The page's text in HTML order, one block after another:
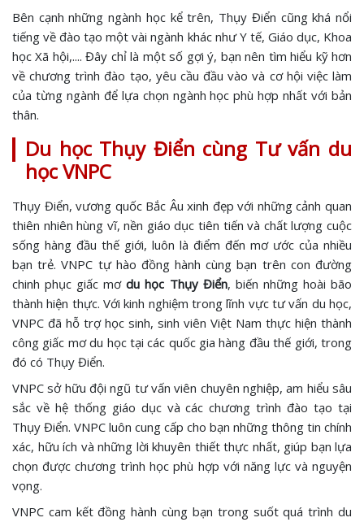
Bên cạnh những ngành học kể trên, Thụy Điển cũng khá nổi
tiếng về đào tạo một vài ngành khác như Y tế, Giáo dục, Khoa
học Xã hội,.... Đây chỉ là một số gợi ý, bạn nên tìm hiểu kỹ hơn
về chương trình đào tạo, yêu cầu đầu vào và cơ hội việc làm
của từng ngành để lựa chọn ngành học phù hợp nhất với bản
thân.
Du học Thụy Điển cùng Tư vấn du
học VNPC
Thụy Điển, vương quốc Bắc Âu xinh đẹp với những cảnh quan
thiên nhiên hùng vĩ, nền giáo dục tiên tiến và chất lượng cuộc
sống hàng đầu thế giới, luôn là điểm đến mơ ước của nhiều
bạn trẻ. VNPC tự hào đồng hành cùng bạn trên con đường
chinh phục giấc mơdu học Thụy Điển, biến những hoài bão
thành hiện thực. Với kinh nghiệm trong lĩnh vực tư vấn du học,
VNPC đã hỗ trợ học sinh, sinh viên Việt Nam thực hiện thành
công giấc mơ du học tại các quốc gia hàng đầu thế giới, trong
đó có Thụy Điển.
VNPC sở hữu đội ngũ tư vấn viên chuyên nghiệp, am hiểu sâu
sắc về hệ thống giáo dục và các chương trình đào tạo tại
Thụy Điển. VNPC luôn cung cấp cho bạn những thông tin chính
xác, hữu ích và những lời khuyên thiết thực nhất, giúp bạn lựa
chọn được chương trình học phù hợp với năng lực và nguyện
vọng.
VNPC cam kết đồng hành cùng bạn trong suốt quá trình du